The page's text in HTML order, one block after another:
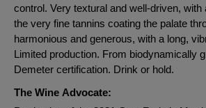
control. Very textural and well-driven,
the very fine tannins coating the palate
harmonious and generous, with a long,
Limited production. From biodynamically
Demeter certification. Drink or hold.
The Wine Advocate: